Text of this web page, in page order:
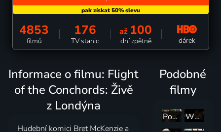
4853
filmů
176
TV stanic
až 100
dní zpětně dárek
Informace o filmu: Flight
of the Conchords: Živě
z Londýna
Hudební komici Bret McKenzie a
Podobné
filmy
Poslední semestr
Whiplash